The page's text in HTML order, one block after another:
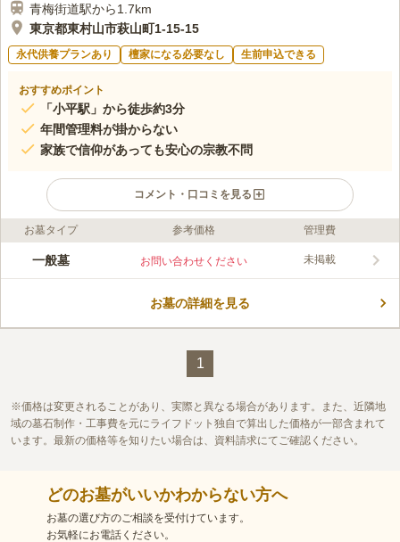
青梅街道駅から1.7km
東京都東村山市萩山町1-15-15
永代供養プランあり 檀家になる必要なし 生前申込できる
おすすめポイント
「小平駅」から徒歩約3分
年間管理料が掛からない
家族で信仰があっても安心の宗教不問
コメント・口コミを見る
ライフドット編集部のコメント
「小平駅」から徒歩3分というアクセス抜群の所にあります。禅
で、一度建立すれば子孫（後継者）がいなくとも寺院が永代に亘
この霊園はまだ誰からも評価されていません。
お墓タイプ 参考価格 管理費
一般墓 お問い合わせください 未掲載
お墓の詳細を見る
1
価格は変更されることがあり、実際と異なる場合があります。また、近隣地
域の墓石制作・工事費を元にライフドット独自で算出した価格が一部含まれて
います。最新の価格等を知りたい場合は、資料請求にてご確認ください。
どのお墓がいいかわからない方へ
お墓の選び方のご相談を受付けています。
お気軽にお電話ください。